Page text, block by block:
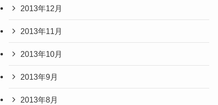
2013年12月
2013年11月
2013年10月
2013年9月
2013年8月